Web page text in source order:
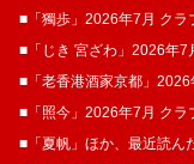
■「獨歩」2026年7月 クラ
■「じき 宮ざわ」2026年7
■「老香港酒家京都」
■「照今」2026年7月 クラ
■「夏帆」ほか、最近読ん